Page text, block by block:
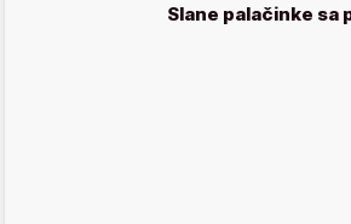
Slane palačinke sa